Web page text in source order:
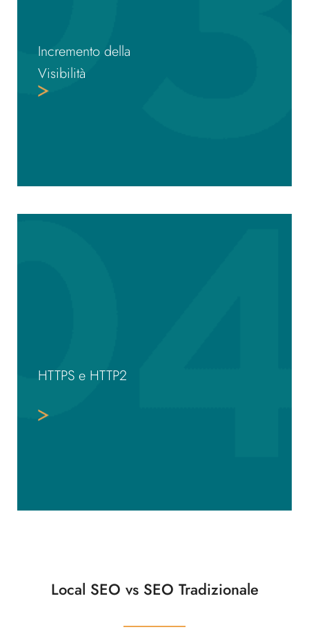
Incremento della
Visibilità
HTTPS e HTTP2
Local SEO vs SEO Tradizionale